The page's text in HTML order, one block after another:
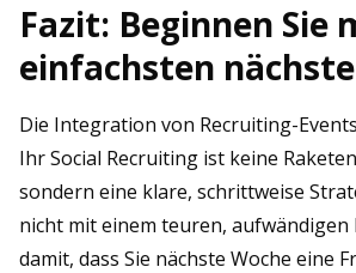
Fazit: Beginnen Sie
einfachsten
Die Integration von Recruiting-
Ihr Social Recruiting ist keine
sondern eine klare, schrittweise
nicht mit einem teuren, aufwändigen
damit, dass Sie nächste Woche eine